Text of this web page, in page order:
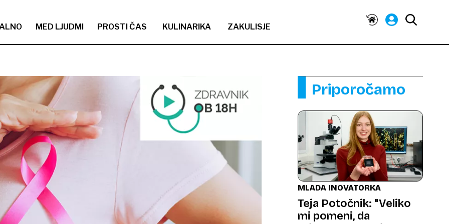
MED LJUDMI PROSTI ČAS KULINARIKA ZAKULISJE
Priporočamo
MLADA INOVATORKA
Teja Potočnik: "Veliko
mi pomeni, da